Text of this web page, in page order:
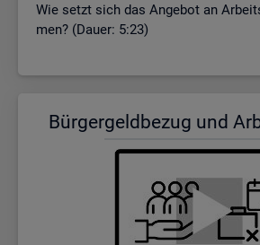
Wie setzt sich das An­ge­bot an
men? (Dauer: 5:23)
Bür­ger­geld­be­zug und